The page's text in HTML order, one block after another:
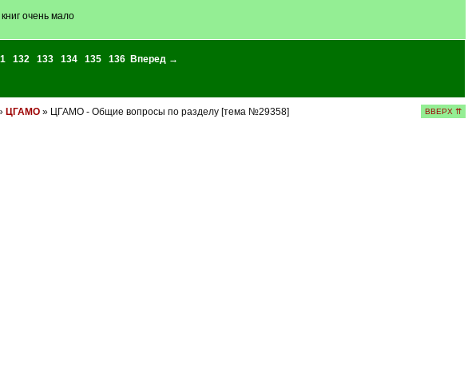
очень мало
132 133 134 135 136
Вперед →
ЦГАМО» ЦГАМО - Общие вопросы по разделу [тема №29358] ВВЕРХ ⇈